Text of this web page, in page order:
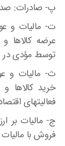
پ- صادرات‌:
ت- مالیات و
عرضه کالاها
توسط مؤدی در
ث- مالیات و
خرید کالاها
فعالیتهای
ج- مالیات بر
فروش با